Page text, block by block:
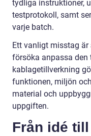
tydliga instruktioner,
testprotokoll, samt
varje batch.
Ett vanligt misstag
försöka anpassa den
kablagetillverkning
funktionen, miljön
material och
uppgiften.
Från idé